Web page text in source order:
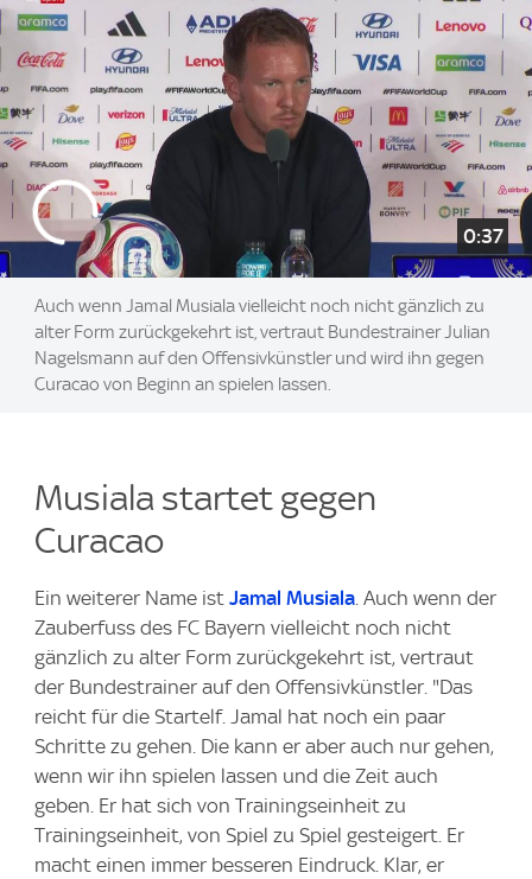
0:37
Auch wenn Jamal Musiala vielleicht noch nicht gänzlich zu
alter Form zurückgekehrt ist, vertraut Bundestrainer Julian
Nagelsmann auf den Offensivkünstler und wird ihn gegen
Curacao von Beginn an spielen lassen.
Musiala startet gegen
Curacao
Ein weiterer Name ist Jamal Musiala. Auch wenn der
Zauberfuss des FC Bayern vielleicht noch nicht
gänzlich zu alter Form zurückgekehrt ist, vertraut
der Bundestrainer auf den Offensivkünstler. "Das
reicht für die Startelf. Jamal hat noch ein paar
Schritte zu gehen. Die kann er aber auch nur gehen,
wenn wir ihn spielen lassen und die Zeit auch
geben. Er hat sich von Trainingseinheit zu
Trainingseinheit, von Spiel zu Spiel gesteigert. Er
macht einen immer besseren Eindruck. Klar, er